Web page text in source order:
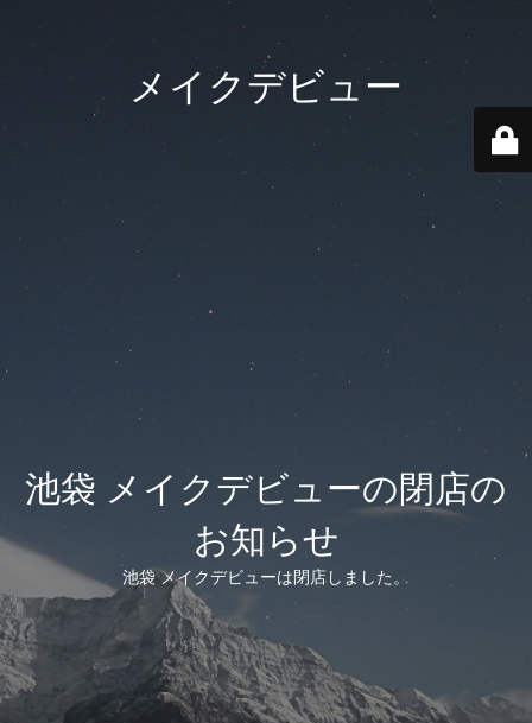
メイクデビュー
池袋 メイクデビューの閉店の
お知らせ
池袋 メイクデビューは閉店しました。